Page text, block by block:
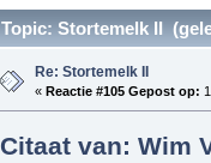
Topic: Stortemelk II
Re: Stortemelk II
« Reactie #105 Gepost op:
Citaat van: Wim